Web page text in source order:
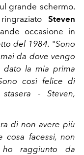
grande schermo.
Steven
occasione in
del 1984. "Sono
da dove vengo
la mia prima
così felice di
- Steven,
di non avere più
cosa facessi, non
raggiunto da